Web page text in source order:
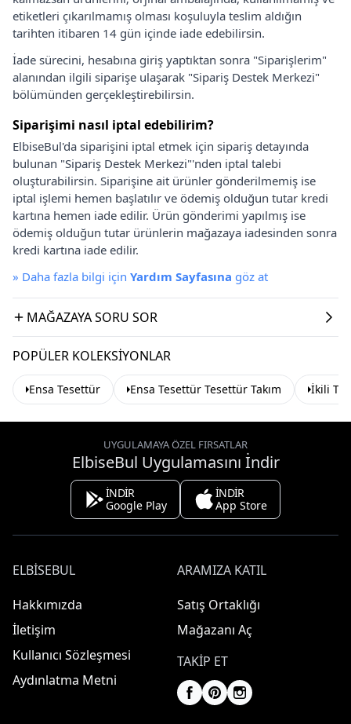
etiketleri çıkarılmamış olması koşuluyla teslim aldığın
tarihten itibaren 14 gün içinde iade edebilirsin.
İade sürecini, hesabına giriş yaptıktan sonra "Siparişlerim"
alanından ilgili siparişe ulaşarak "Sipariş Destek Merkezi"
bölümünden gerçekleştirebilirsin.
Siparişimi nasıl iptal edebilirim?
ElbiseBul'da siparişini iptal etmek için sipariş detayında
bulunan "Sipariş Destek Merkezi"'nden iptal talebi
oluşturabilirsin. Siparişine ait ürünler gönderilmemiş ise
iptal işlemi hemen başlatılır ve ödemiş olduğun tutar kredi
kartına hemen iade edilir. Ürün gönderimi yapılmış ise
ödemiş olduğun tutar ürünlerin mağazaya iadesinden sonra
kredi kartına iade edilir.
» Daha fazla bilgi için Yardım Sayfasına göz at
MAĞAZAYA SORU SOR
POPÜLER KOLEKSIYONLAR
Ensa Tesettür Ensa Tesettür Tesettür Takım İkili
UYGULAMAYA ÖZEL FIRSATLAR
ElbiseBul Uygulamasını İndir
İNDİR
Google Play
İNDİR
App Store
ELBISEBUL
Hakkımızda
İletişim
Kullanıcı Sözleşmesi
Aydınlatma Metni
ARAMIZA KATIL
Satış Ortaklığı
Mağazanı Aç
TAKIP ET